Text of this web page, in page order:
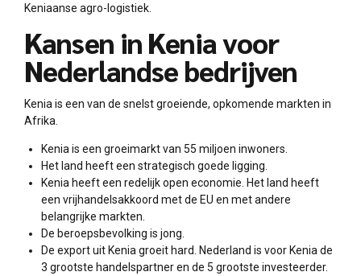
Keniaanse agro-logistiek.
Kansen in Kenia voor
Nederlandse bedrijven
Kenia is een van de snelst groeiende, opkomende markten in
Afrika.
Kenia is een groeimarkt van 55 miljoen inwoners.
Het land heeft een strategisch goede ligging.
Kenia heeft een redelijk open economie. Het land heeft
een vrijhandelsakkoord met de EU en met andere
belangrijke markten.
De beroepsbevolking is jong.
De export uit Kenia groeit hard. Nederland is voor Kenia de
3 grootste handelspartner en de 5 grootste investeerder.